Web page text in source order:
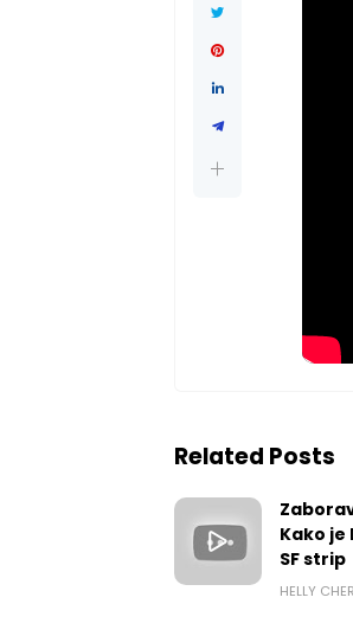
Related Posts
Kako je
SF strip
HELLY